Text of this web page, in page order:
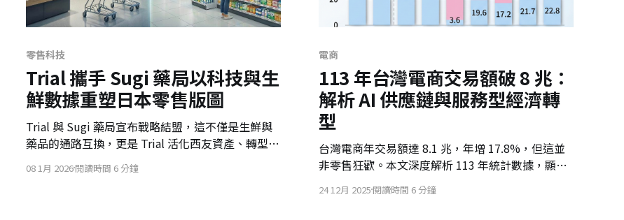
零售科技
Trial 攜手 Sugi 藥局以科技與生
鮮數據重塑日本零售版圖
Trial 與 Sugi 藥局宣布戰略結盟，這不僅是生鮮與
藥品的通路互換，更是 Trial 活化西友資產、轉型零
合，將構建精準的健康 RMN 模型，並以新型態小型
08 1月 2026閱讀時間 6 分鐘
電商
113 年台灣電商交易額破 8 兆：
解析 AI 供應鏈與服務型經濟轉
型
台灣電商年交易額達 8.1 兆，年增 17.8%，但這並
非零售狂歡。本文深度解析 113 年統計數據，顯示
如何轉向服務、旅遊與金融整合。
24 12月 2025閱讀時間 6 分鐘